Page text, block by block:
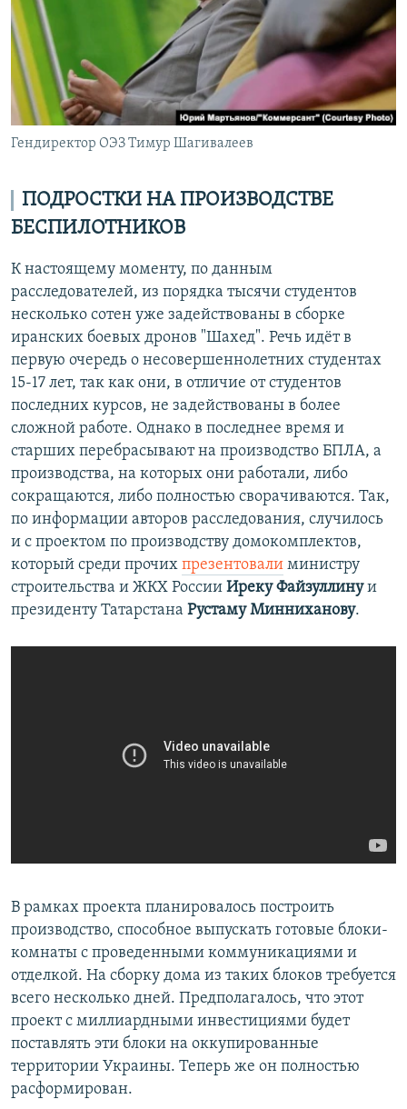
Гендиректор ОЭЗ Тимур Шагивалеев
ПОДРОСТКИ НА ПРОИЗВОДСТВЕ
БЕСПИЛОТНИКОВ
К настоящему моменту, по данным
расследователей, из порядка тысячи студентов
несколько сотен уже задействованы в сборке
иранских боевых дронов "Шахед". Речь идёт в
первую очередь о несовершеннолетних студентах
15-17 лет, так как они, в отличие от студентов
последних курсов, не задействованы в более
сложной работе. Однако в последнее время и
старших перебрасывают на производство БПЛА, а
производства, на которых они работали, либо
сокращаются, либо полностью сворачиваются. Так,
по информации авторов расследования, случилось
и с проектом по производству домокомплектов,
который среди прочих презентовали министру
строительства и ЖКХ России Иреку Файзуллинуи
президенту Татарстана Рустаму Минниханову.
В рамках проекта планировалось построить
производство, способное выпускать готовые блоки-
комнаты с проведенными коммуникациями и
отделкой. На сборку дома из таких блоков требуется
всего несколько дней. Предполагалось, что этот
проект с миллиардными инвестициями будет
поставлять эти блоки на оккупированные
территории Украины. Теперь же он полностью
расформирован.